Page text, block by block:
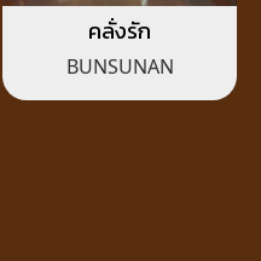
คลั่งรัก
BUNSUNAN